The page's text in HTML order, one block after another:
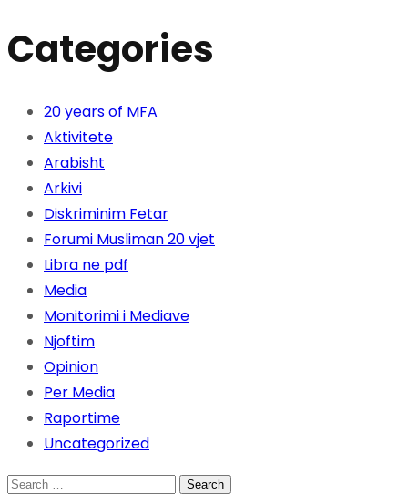
Categories
20 years of MFA
Aktivitete
Arabisht
Arkivi
Diskriminim Fetar
Forumi Musliman 20 vjet
Libra ne pdf
Media
Monitorimi i Mediave
Njoftim
Opinion
Per Media
Raportime
Uncategorized
Search